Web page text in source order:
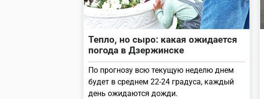
Тепло, но сыро: какая ожидается
погода в Дзержинске
По прогнозу всю текущую неделю днем
будет в среднем 22-24 градуса, каждый
день ожидаются дожди.